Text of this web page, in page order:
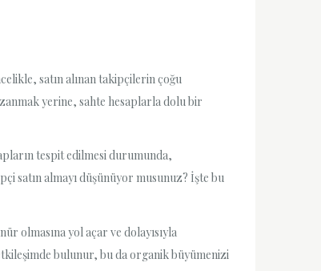
satın alınan takipçilerin çoğu
yerine, sahte hesaplarla dolu bir
tespit edilmesi durumunda,
satın almayı düşünüyor musunuz? İşte bu
olmasına yol açar ve dolayısıyla
bulunur, bu da organik büyümenizi